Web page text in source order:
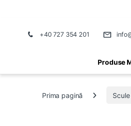
+40 727 354 201
Produse
Prima pagină